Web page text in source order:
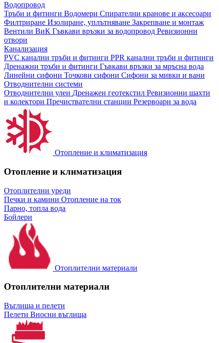
Водопровод
Тръби и фитинги Водомери Спирателни кранове и аксесоари
Филтриране Изолиране, уплътняване Закрепване и монтаж
Вентили ВиК Гъвкави връзки за водопровод Ревизионни
отвори
Канализация
PVC канални тръби и фитинги PPR канални тръби и фитинги
Дренажни тръби и фитинги Гъвкави връзки за мръсна вода
Линейни сифони Точкови сифони Сифони за мивки и вани
Отводнителни системи
Отводнителни улеи Дренажен геотекстил Ревизионни шахти
и колектори Пречиствателни станции Резервоари за вода
Отопление и климатизация
Отопление и климатизация
Отоплителни уреди
Печки и камини Отопление на ток
Парно, топла вода
Бойлери
Отоплителни материали
Отоплителни материали
Въглища и пелети
Пелети Вносни въглища